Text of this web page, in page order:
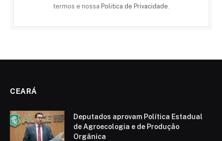
termos e nossa Politica de Privacidade
CEARÁ
Deputados aprovam Política Estadual
de Agroecologia e de Produção
Orgânica